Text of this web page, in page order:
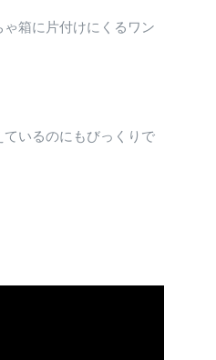
箱に片付けにくるワン
いるのにもびっくりで